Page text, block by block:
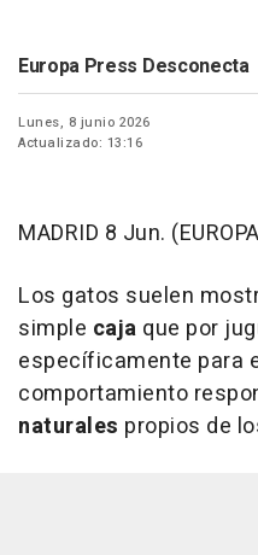
Europa Press Desconecta
Lunes, 8 junio 2026
Actualizado: 13:16
MADRID 8 Jun.
Los gatos suelen
simple caja que por
específicamente para
comportamiento
naturales propios de